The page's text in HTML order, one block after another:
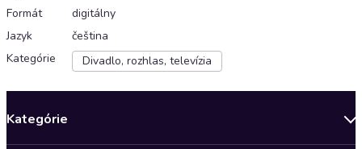
Formát
digitálny
Jazyk
čeština
Kategórie
Divadlo, rozhlas, televízia
Kategórie